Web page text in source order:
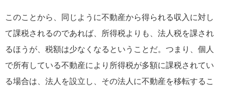
このことから、同じように不動産から得られる収入に対し
て課税されるのであれば、所得税よりも、法人税を課され
るほうが、税額は少なくなるということだ。つまり、個人
で所有している不動産により所得税が多額に課税されてい
る場合は、法人を設立し、その法人に不動産を移転するこ